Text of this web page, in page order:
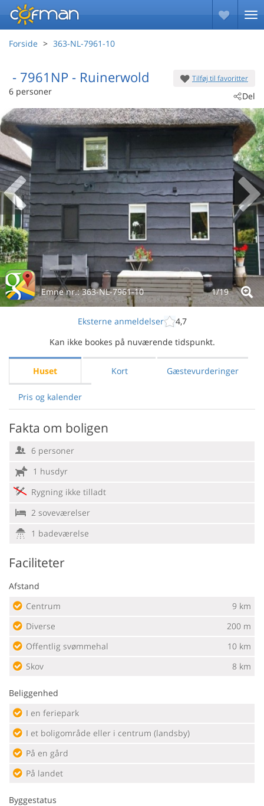
Forside 363-NL-7961-10
Tilføj til favoritter
Del
- 7961NP - Ruinerwold
6 personer
Emne nr.:363-NL-7961-10 1/19
Eksterne anmeldelser
4,7
Kan ikke bookes på nuværende tidspunkt.
Huset Kort Gæstevurderinger
Pris og kalender
Fakta om boligen
6 personer
1 husdyr
Rygning ikke tilladt
2 soveværelser
1 badeværelse
Faciliteter
Afstand
Centrum
9 km
Diverse
200 m
Offentlig svømmehal
10 km
Skov
8 km
Beliggenhed
I en feriepark
I et boligområde eller i centrum (landsby)
På en gård
På landet
Byggestatus